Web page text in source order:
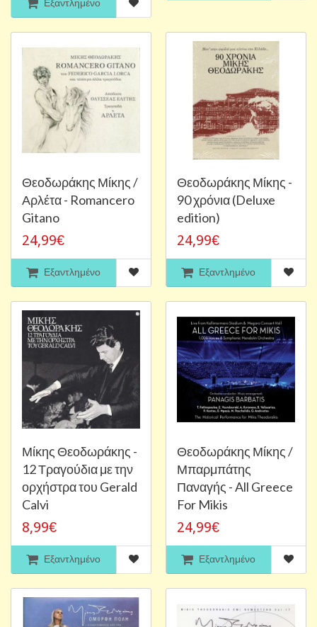
Εξαντλημένο
Θεοδωράκης Μίκης /
Αρλέτα - Romancero
Gitano
24,99€
Εξαντλημένο
Θεοδωράκης Μίκης -
90 χρόνια (Deluxe
edition)
24,99€
Εξαντλημένο
Μίκης Θεοδωράκης -
12 Τραγούδια με την
ορχήστρα του Gerald
Calvi
8,99€
Εξαντλημένο
Θεοδωράκης Μίκης /
Μπαρμπάτης
Παναγής - All Greece
For Mikis
24,99€
Εξαντλημένο